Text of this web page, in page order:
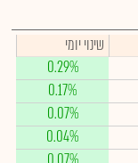
שינוי יומי
0.29%
0.17%
0.07%
0.04%